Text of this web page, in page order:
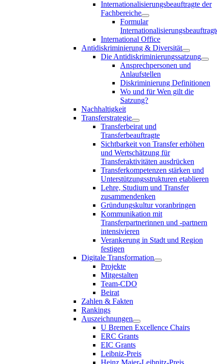
Internationalisierungsbeauftragte der
Fachbereiche
Formular
International Office
Antidiskriminierung & Diversität
Die Antidiskriminierungssatzung
Ansprechpersonen und
Anlaufstellen
Diskriminierung Definitionen
Wo und für Wen gilt die
Satzung?
Nachhaltigkeit
Transferstrategie
Transferbeirat und
Transferbeauftragte
Sichtbarkeit von Transfer erhöhen
und Wertschätzung für
Transferaktivitäten ausdrücken
Transferkompetenzen stärken und
Unterstützungsstrukturen etablieren
Lehre, Studium und Transfer
zusammendenken
Gründungskultur voranbringen
Kommunikation mit
Transferpartnerinnen und -partnern
intensivieren
Verankerung in Stadt und Region
festigen
Digitale Transformation
Projekte
Mitgestalten
Team-CDO
Beirat
Zahlen & Fakten
Rankings
Auszeichnungen
U Bremen Excellence Chairs
ERC Grants
EIC Grants
Leibniz-Preis
Heinz Maier-Leibnitz-Preis